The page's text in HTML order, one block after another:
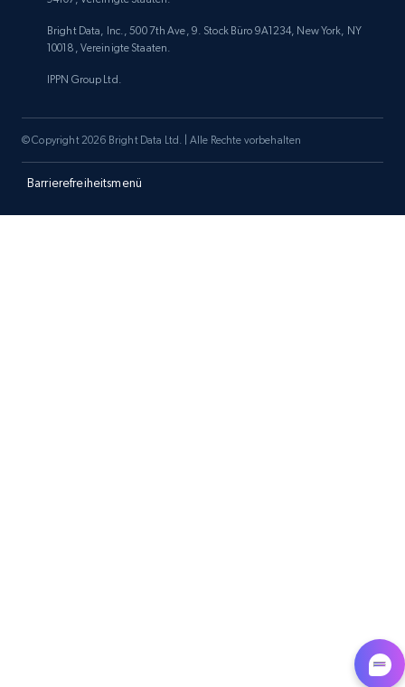
Target
Rating, Reviews count, Initial price, Discount,
and more.
Bright Data, Inc., 500 7th Ave, 9. Stock Büro 9A1234, New York, NY
10018, Vereinigte Staaten.
IPPN Group Ltd.
Barrierefreiheitsmenü
© Copyright 2026 Bright Data Ltd. | Alle Rechte vorbehalten